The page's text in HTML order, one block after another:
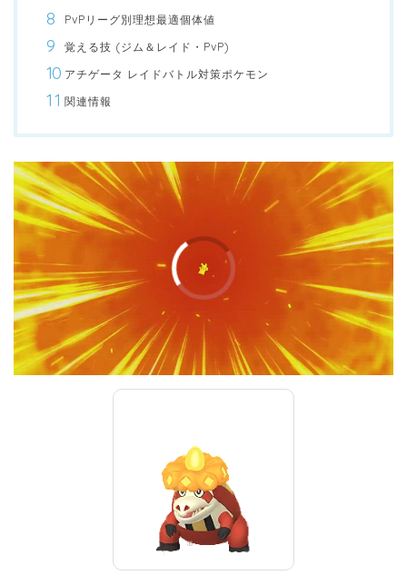
PvPリーグ別理想最適個体値
覚える技 (ジム＆レイド・PvP)
アチゲータ レイドバトル対策ポケモン
関連情報
00:00 /01:00